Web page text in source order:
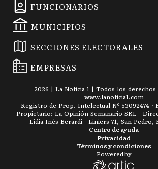
FUNCIONARIOS
MUNICIPIOS
SECCIONES ELECTORALES
EMPRESAS
2026 | La Noticia 1 | Todos los derechos
www.lanoticia1.com
Registro de Prop. Intelectual Nº 53092474 ·
Propietario: La Opinión Semanario SRL -
Lidia Inés Berardi - Liniers 71, San Pedro,
Términos y condiciones
Privacidad
Centro de ayuda
Powered by